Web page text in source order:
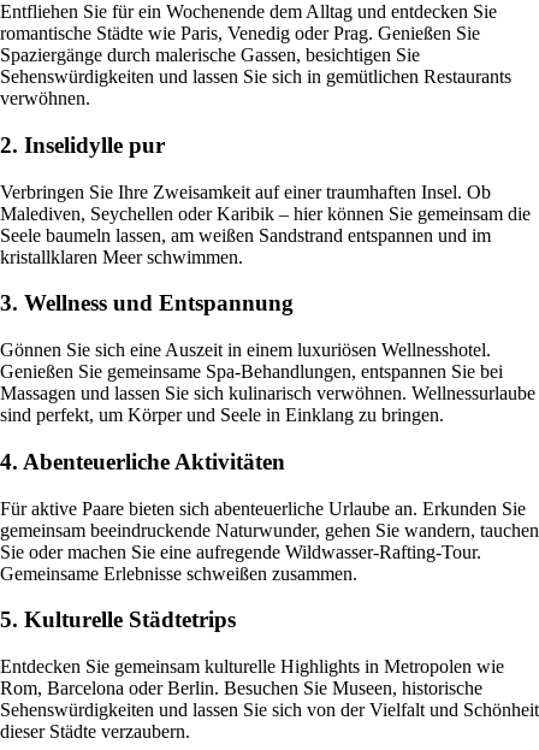
Entfliehen Sie für ein Wochenende dem Alltag und entdecken Sie
romantische Städte wie Paris, Venedig oder Prag. Genießen Sie
Spaziergänge durch malerische Gassen, besichtigen Sie
Sehenswürdigkeiten und lassen Sie sich in gemütlichen Restaurants
verwöhnen.
2. Inselidylle pur
Verbringen Sie Ihre Zweisamkeit auf einer traumhaften Insel. Ob
Malediven, Seychellen oder Karibik – hier können Sie gemeinsam die
Seele baumeln lassen, am weißen Sandstrand entspannen und im
kristallklaren Meer schwimmen.
3. Wellness und Entspannung
Gönnen Sie sich eine Auszeit in einem luxuriösen Wellnesshotel.
Genießen Sie gemeinsame Spa-Behandlungen, entspannen Sie bei
Massagen und lassen Sie sich kulinarisch verwöhnen. Wellnessurlaube
sind perfekt, um Körper und Seele in Einklang zu bringen.
4. Abenteuerliche Aktivitäten
Für aktive Paare bieten sich abenteuerliche Urlaube an. Erkunden Sie
gemeinsam beeindruckende Naturwunder, gehen Sie wandern, tauchen
Sie oder machen Sie eine aufregende Wildwasser-Rafting-Tour.
Gemeinsame Erlebnisse schweißen zusammen.
5. Kulturelle Städtetrips
Entdecken Sie gemeinsam kulturelle Highlights in Metropolen wie
Rom, Barcelona oder Berlin. Besuchen Sie Museen, historische
Sehenswürdigkeiten und lassen Sie sich von der Vielfalt und Schönheit
dieser Städte verzaubern.